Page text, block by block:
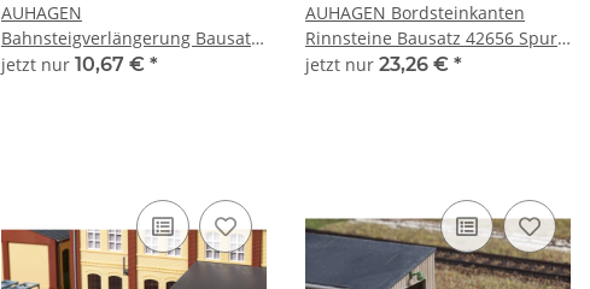
AUHAGEN
Bahnsteigverlängerung Bausatz
41610 Spur H0
jetzt nur 10,67 € *
AUHAGEN Bordsteinkanten
Rinnsteine Bausatz 42656 Spur
H0 TT
jetzt nur 23,26 € *